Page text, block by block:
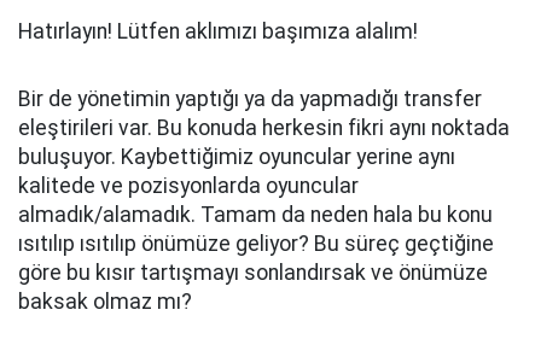
Hatırlayın! Lütfen aklımızı başımıza alalım!
Bir de yönetimin yaptığı ya da yapmadığı transfer
eleştirileri var. Bu konuda herkesin fikri aynı noktada
buluşuyor. Kaybettiğimiz oyuncular yerine aynı
kalitede ve pozisyonlarda oyuncular
almadık/alamadık. Tamam da neden hala bu konu
ısıtılıp ısıtılıp önümüze geliyor? Bu süreç geçtiğine
göre bu kısır tartışmayı sonlandırsak ve önümüze
baksak olmaz mı?